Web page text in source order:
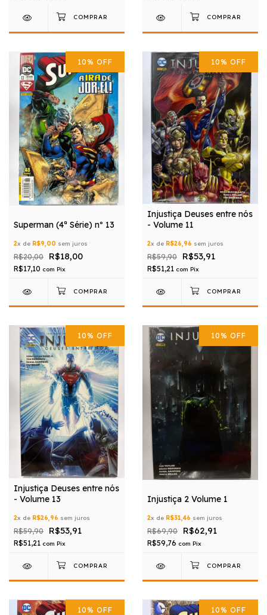
10% OFF
Superman (4ª Série) nº 13
2x de R$9,00 sem juros
R$20,00 R$18,00
R$17,10 com Pix
10% OFF
Injustiça Deuses entre nós
- Volume 11
2x de R$26,96 sem juros
R$59,90 R$53,91
R$51,21 com Pix
10% OFF
Injustiça Deuses entre nós
- Volume 13
2x de R$26,96 sem juros
R$59,90 R$53,91
R$51,21 com Pix
10% OFF
Injustiça 2 Volume 1
2x de R$31,46 sem juros
R$69,90 R$62,91
R$59,76 com Pix
10% OFF 10% OFF